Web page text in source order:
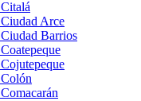
Arce
Barrios